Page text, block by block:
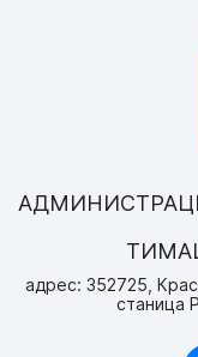
адрес: 352725,
станица